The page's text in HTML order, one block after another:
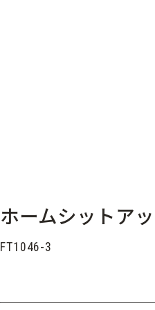
ホームシットア
FT1046-3